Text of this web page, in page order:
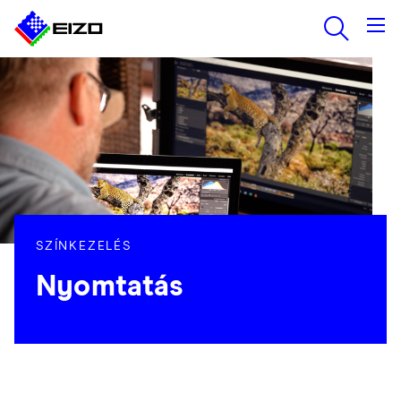
SZÍNKEZELÉS
Nyomtatás